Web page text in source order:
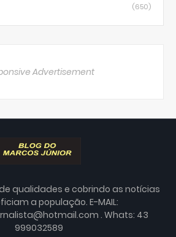
(650)
Advertisement
qualidades e cobrindo as notícias
a população. E-MAIL:
. Whats: 43
999032589